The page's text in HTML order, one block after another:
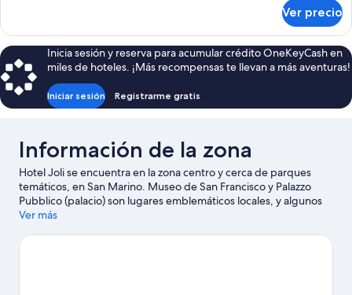
doble
económica
Ver precio
Inicia sesión y reserva para acumular crédito OneKeyCash en
miles de hoteles. ¡Más recompensas te llevan a más aventuras!
Iniciar sesión Registrarme gratis
Información de la zona
Hotel Joli se encuentra en la zona centro y cerca de parques
temáticos, en San Marino. Museo de San Francisco y Palazzo
Pubblico (palacio) son lugares emblemáticos locales, y algunos
de los puntos de interés del área incluyen Italia en Miniatura y
en la ciudad? Consulta el calendario de Circuito de Misano
Ver más